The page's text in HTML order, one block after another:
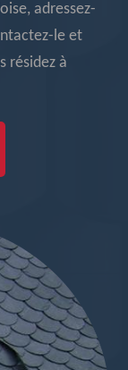
adressez-
le et
résidez à